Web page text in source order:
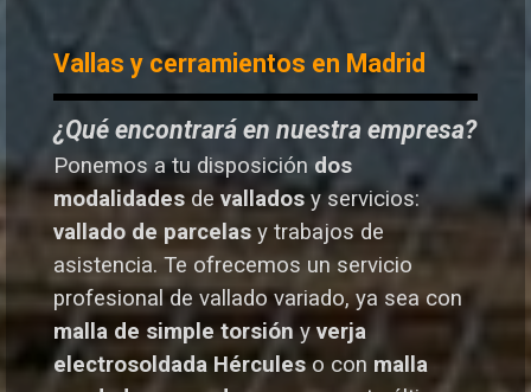
Vallas y cerramientos en Madrid
¿Qué encontrará en nuestra empresa?
Ponemos a tu disposición dos
modalidades de vallados y servicios:
vallado de parcelas y trabajos de
asistencia. Te ofrecemos un servicio
profesional de vallado variado, ya sea con
malla de simple torsión y verja
electrosoldada Hércules o con malla